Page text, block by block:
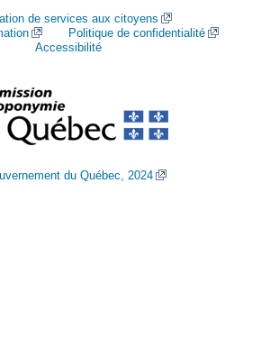
de services aux citoyens
Politique de confidentialité
Accessibilité
du Québec, 2024